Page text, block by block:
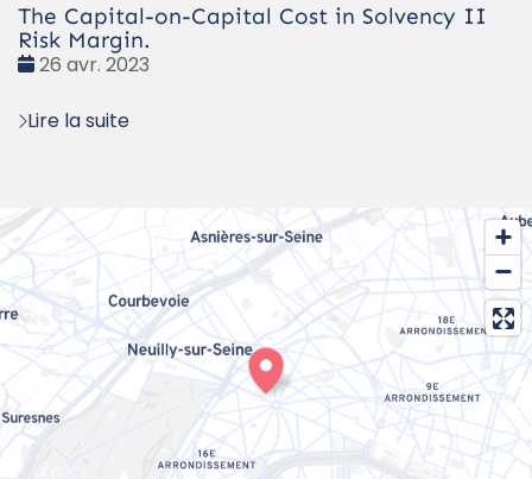
The Capital-on-Capital Cost in Solvency II
Risk Margin.
Date
26 avr. 2023
Lire la suite